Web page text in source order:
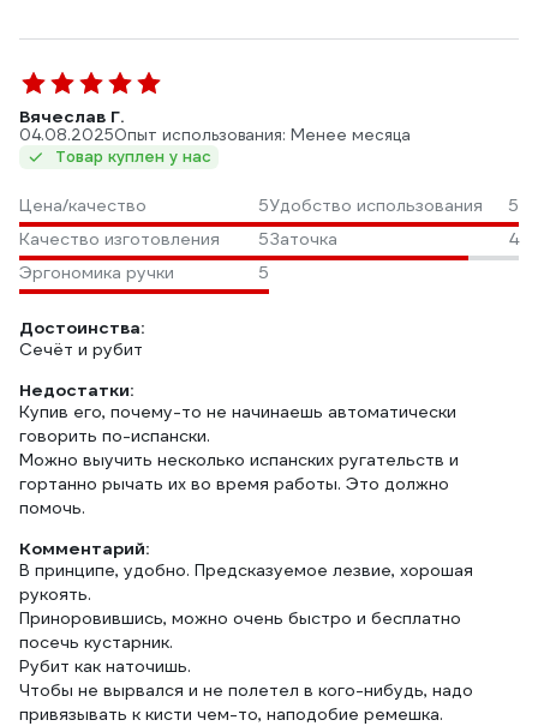
Вячеслав Г.
04.08.2025Опыт использования: Менее месяца
Товар куплен у нас
Цена/качество 5Удобство использования
5
Качество изготовления
5Заточка
4
Эргономика ручки
5
Достоинства:
Сечёт и рубит
Недостатки:
Купив его, почему-то не начинаешь автоматически
говорить по-испански.
Можно выучить несколько испанских ругательств и
гортанно рычать их во время работы. Это должно
помочь.
Комментарий:
В принципе, удобно. Предсказуемое лезвие, хорошая
рукоять.
Приноровившись, можно очень быстро и бесплатно
посечь кустарник.
Рубит как наточишь.
Чтобы не вырвался и не полетел в кого-нибудь, надо
привязывать к кисти чем-то, наподобие ремешка.